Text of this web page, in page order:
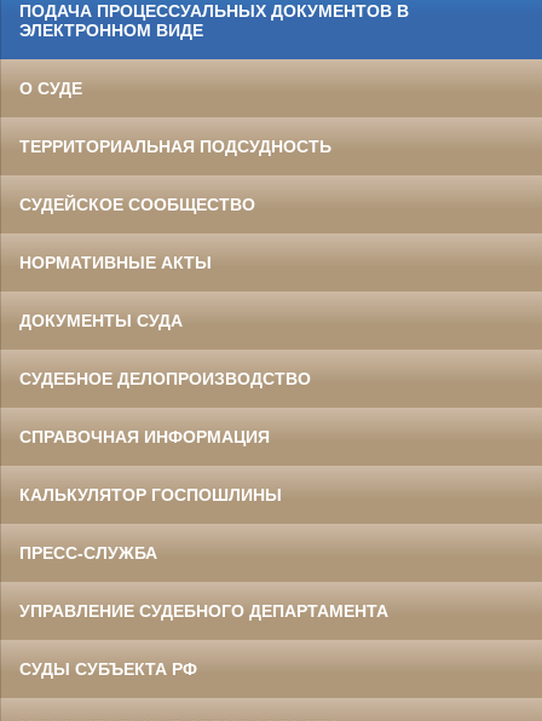
ПОДАЧА ПРОЦЕССУАЛЬНЫХ ДОКУМЕНТОВ В
ЭЛЕКТРОННОМ ВИДЕ
О СУДЕ
ТЕРРИТОРИАЛЬНАЯ ПОДСУДНОСТЬ
СУДЕЙСКОЕ СООБЩЕСТВО
НОРМАТИВНЫЕ АКТЫ
ДОКУМЕНТЫ СУДА
СУДЕБНОЕ ДЕЛОПРОИЗВОДСТВО
СПРАВОЧНАЯ ИНФОРМАЦИЯ
КАЛЬКУЛЯТОР ГОСПОШЛИНЫ
ПРЕСС-СЛУЖБА
УПРАВЛЕНИЕ СУДЕБНОГО ДЕПАРТАМЕНТА
СУДЫ СУБЪЕКТА РФ